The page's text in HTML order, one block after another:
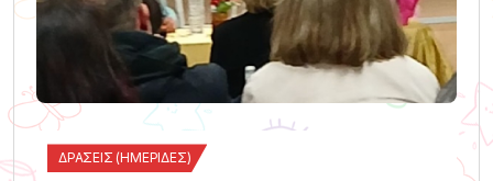
ΔΡΆΣΕΙΣ (ΗΜΕΡΊΔΕΣ)